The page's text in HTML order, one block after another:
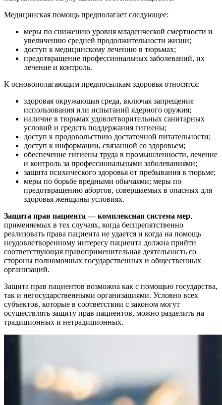
Медицинская помощь предполагает следующее:
меры по снижению уровня младенческой смертности и
увеличению средней продолжительности жизни;
доступ к медицинскому лечению в тюрьмах;
предотвращение профессиональных заболеваний, их
лечение и контроль.
К основополагающим предпосылкам здоровья относятся:
здоровая окружающая среда, включая запрещение
использования или испытаний ядерного оружия;
наличие в тюрьмах удовлетворительных санитарных
условий и средств поддержания гигиены;
доступ к продовольствию достаточной питательности;
доступ к информации, связанной со здоровьем;
обеспечение гигиены труда в промышленности, лечение
и контроль за профессиональными заболеваниями;
защита психического здоровья от пребывания в тюрьме;
меры по борьбе вредными обычаями; меры по
предотвращению абортов, совершаемых в опасных для
здоровья женщины условиях.
Защита прав пациента — комплексная система мер,
применяемых в тех случаях, когда беспрепятственно
реализовать права пациента не удается и когда на помощь
неудовлетворенному интересу пациента должна прийти
соответствующая правоприменительная деятельность со
стороны полномочных государственных и общественных
организаций.
Защита прав пациентов возможна как с помощью государства,
так и негосударственными организациями. Условно всех
субъектов, которые в соответствии с законом могут
осуществлять защиту прав пациентов, можно разделить на
традиционных и нетрадиционных.